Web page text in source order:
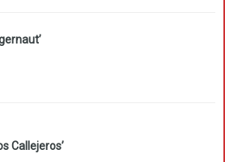
Callejeros’